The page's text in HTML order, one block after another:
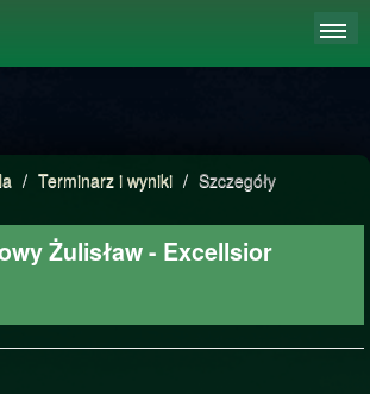
STATYSTYKI
/ Terminarz i wyniki / Szczegóły
Żulisław - Excellsior